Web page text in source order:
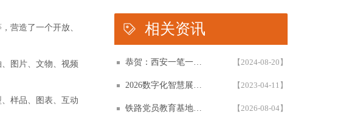
营造了一个开放、
图片、文物、视频
样品、图表、互动
相关资讯
恭贺：西安一笔一画科技有限公司再次被评为高新技术企业！！！ 【2024-08-20】
2026数字化智慧展厅设计与施工一体化白皮书，一笔一画科技智慧展厅设计白皮书概述展示 【2023-04-11】
铁路党员教育基地设计方案全参考解析：如何承载铁轨上的星火？ 【2026-08-04】